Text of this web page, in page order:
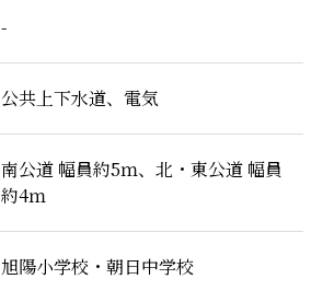
-
公共上下水道、電気
南公道 幅員約5ｍ、北・東公道 幅員
約4ｍ
旭陽小学校・朝日中学校